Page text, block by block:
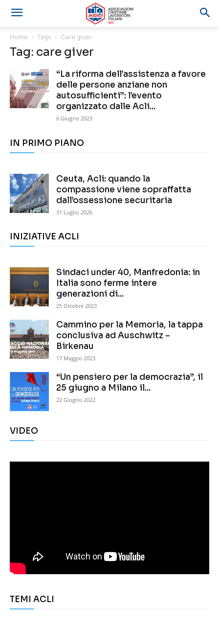
Home Tags Care giver
Tag: care giver
“La riforma dell’assistenza a favore
delle persone anziane non
autosufficienti”: l’evento
organizzato dalle Acli...
6 Giugno 2023
IN PRIMO PIANO
Ceuta, Acli: quando la
compassione viene sopraffatta
dall’ossessione securitaria
31 Luglio 2026
INIZIATIVE ACLI
Sindaci under 40, Manfredonia: in
Italia sono ferme intere
generazioni di...
25 Ottobre 2023
Cammino per la Memoria, la tappa
conclusiva ad Auschwitz –
Birkenau
17 Maggio 2023
“Un pensiero per la democrazia”, il
25 giugno a Milano il...
22 Giugno 2022
VIDEO
TEMI ACLI